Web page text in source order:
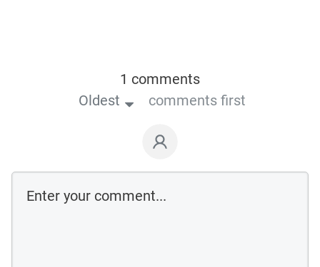
1 comments
Oldest
comments first